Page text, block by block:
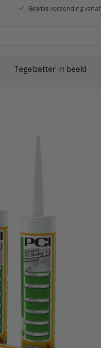
Gratisverzending
Tegelzetter in beeld